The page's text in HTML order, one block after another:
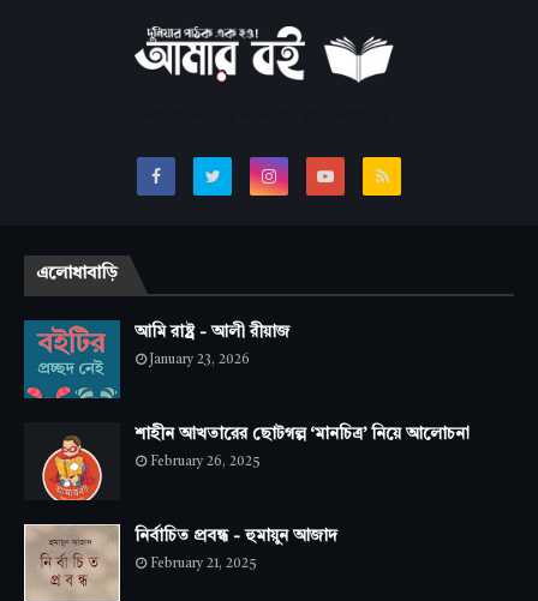
এলোধাবাড়ি
আমি রাষ্ট্র - আলী রীয়াজ
January 23, 2026
শাহীন আখতারের ছোটগল্প ‘মানচিত্র’ নিয়ে আলোচনা
February 26, 2025
নির্বাচিত প্রবন্ধ - হুমায়ুন আজাদ
February 21, 2025